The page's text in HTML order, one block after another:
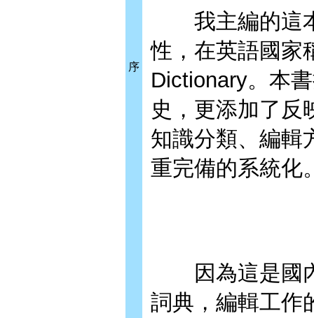
序
我主編的這本
性，在英語國家
Dictionary。本
史，更添加了反
知識分類、編輯
重完備的系統化
因為這是國內
詞典，編輯工作